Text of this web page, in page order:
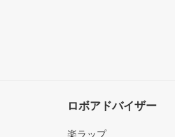
ロボアドバイザー
楽ラップ